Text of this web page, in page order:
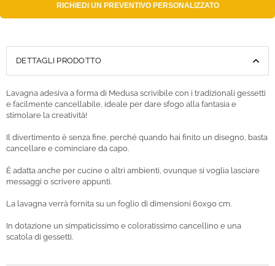
RICHIEDI UN PREVENTIVO PERSONALIZZATO
DETTAGLI PRODOTTO
Lavagna adesiva a forma di Medusa scrivibile con i tradizionali gessetti
e facilmente cancellabile, ideale per dare sfogo alla fantasia e
stimolare la creatività!
Il divertimento è senza fine, perché quando hai finito un disegno, basta
cancellare e cominciare da capo.
È adatta anche per cucine o altri ambienti, ovunque si voglia lasciare
messaggi o scrivere appunti.
La lavagna verrà fornita su un foglio di dimensioni 60x90 cm.
In dotazione un simpaticissimo e coloratissimo cancellino e una
scatola di gessetti.